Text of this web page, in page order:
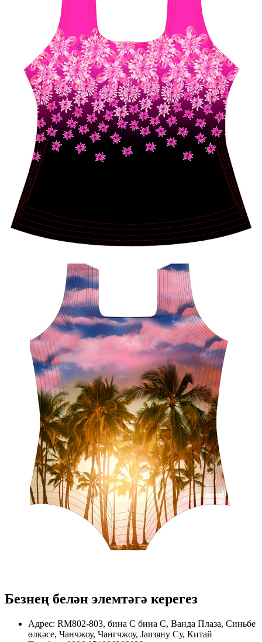
Безнең белән элемтәгә керегез
Адрес: RM802-803, бина С бина С, Ванда Плаза, Синьбе
өлкәсе, Чанчжоу, Чангчжоу, Janзяну Су, Китай